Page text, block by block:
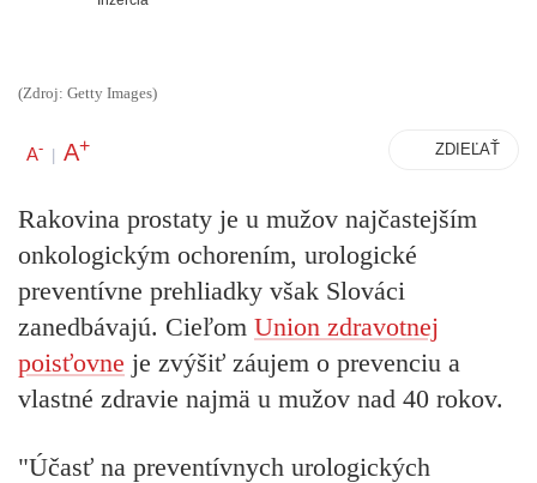
(Zdroj: Getty Images)
A- | A+ ZDIEĽAŤ
Rakovina prostaty je u mužov najčastejším
onkologickým ochorením, urologické
preventívne prehliadky však Slováci
zanedbávajú. Cieľom Union zdravotnej
poisťovne je zvýšiť záujem o prevenciu a
vlastné zdravie najmä u mužov nad 40 rokov.
"Účasť na preventívnych urologických